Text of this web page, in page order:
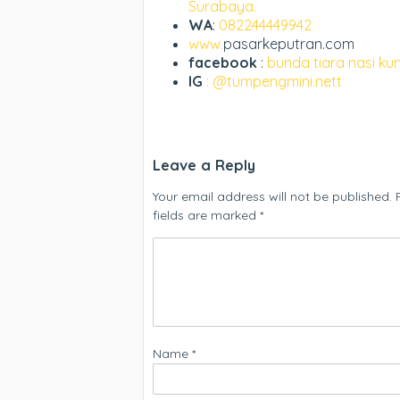
Surabaya.
WA: 082244449942
www.pasarkeputran.com
facebook : bunda tiara nasi
IG : @tumpengmini.nett
Leave a Reply
Your email address will not be published.
fields are marked *
Name *